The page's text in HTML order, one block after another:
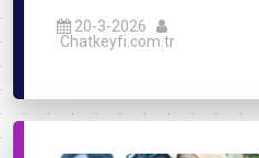
20-3-2026
Chatkeyfi.com.tr